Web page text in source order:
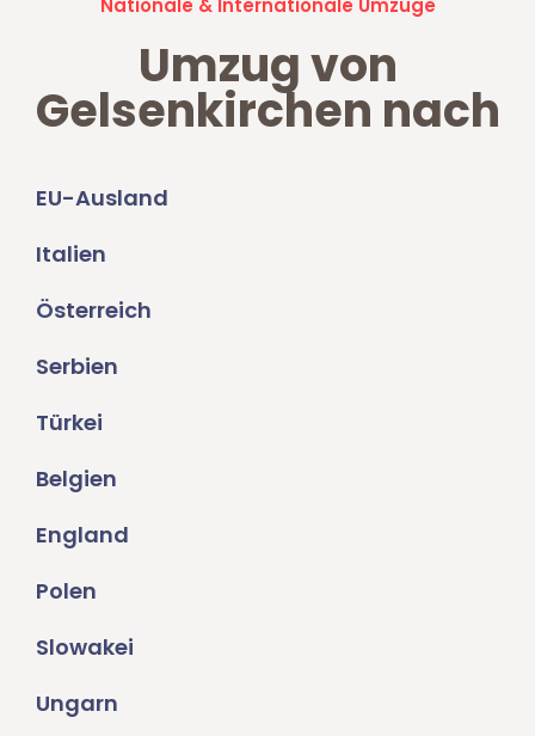
Nationale & Internationale Umzüge
Umzug von
Gelsenkirchen nach
EU-Ausland
Italien
Österreich
Serbien
Türkei
Belgien
England
Polen
Slowakei
Ungarn